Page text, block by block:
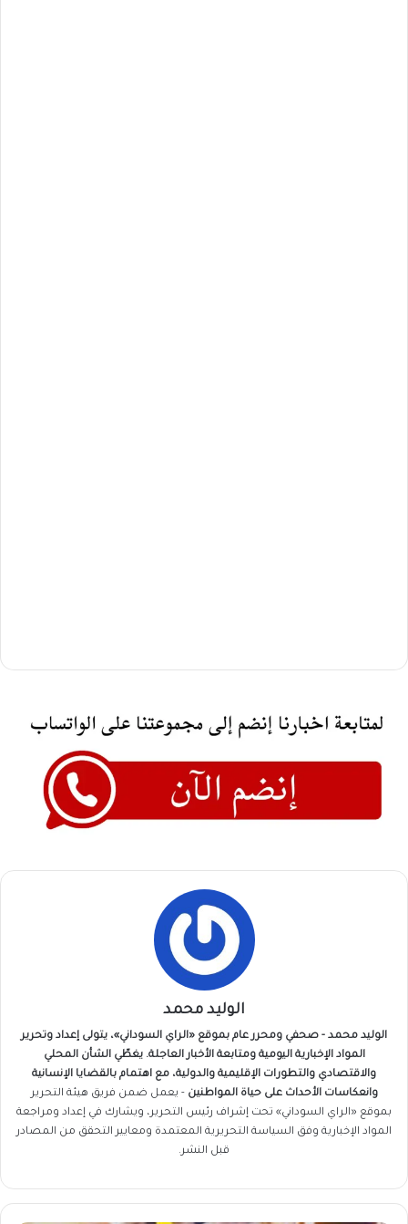
الوليد محمد
الوليد محمد - صحفي ومحرر عام بموقع «الراي السوداني»، يتولى إعداد وتحرير
المواد الإخبارية اليومية ومتابعة الأخبار العاجلة. يغطّي الشأن المحلي
والاقتصادي والتطورات الإقليمية والدولية، مع اهتمام بالقضايا الإنسانية
وانعكاسات الأحداث على حياة المواطنين - يعمل ضمن فريق هيئة التحرير
بموقع «الراي السوداني» تحت إشراف رئيس التحرير، ويشارك في إعداد ومراجعة
المواد الإخبارية وفق السياسة التحريرية المعتمدة ومعايير التحقق من المصادر
قبل النشر.